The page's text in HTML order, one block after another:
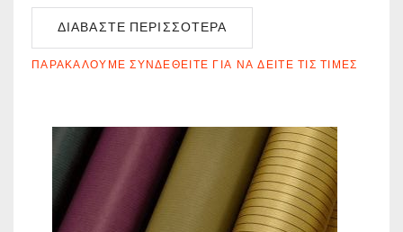
ΔΙΑΒΆΣΤΕ ΠΕΡΙΣΣΌΤΕΡΑ
ΠΑΡΑΚΑΛΟΎΜΕ ΣΥΝΔΕΘΕΊΤΕ ΓΙΑ ΝΑ ΔΕΊΤΕ ΤΙΣ ΤΙΜΈΣ